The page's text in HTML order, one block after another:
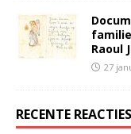
Raoul
27
RECENTE REACTIES